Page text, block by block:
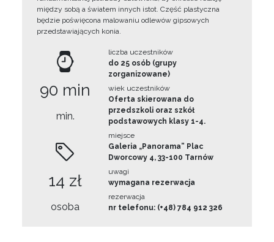
między sobą a światem innych istot. Część plastyczna
będzie poświęcona malowaniu odlewów gipsowych
przedstawiających konia.
90 min
min.
14 zł
osoba
liczba uczestników
do 25 osób (grupy
zorganizowane)
wiek uczestników
Oferta skierowana do
przedszkoli oraz szkół
podstawowych klasy 1-4.
miejsce
Galeria „Panorama” Plac
Dworcowy 4, 33-100 Tarnów
uwagi
wymagana rezerwacja
rezerwacja
nr telefonu: (+48) 784 912 326